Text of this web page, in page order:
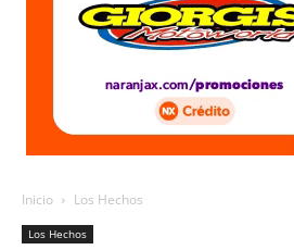
Inicio Los Hechos
Los Hechos